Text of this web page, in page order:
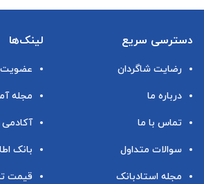
دسترسی سریع
رضایت شاگردان
درباره ما
تماس با ما
سوالات متداول
مجله استادبانک
لینک‌ها
عضویت
مجله
آکادمی
بانک
قیمت